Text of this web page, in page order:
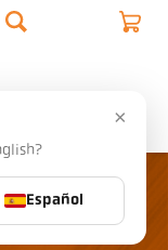
×
Español